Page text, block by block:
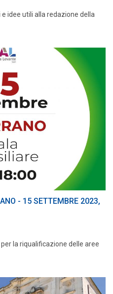
idee utili alla redazione della
- 15 SETTEMBRE 2023,
la riqualificazione delle aree